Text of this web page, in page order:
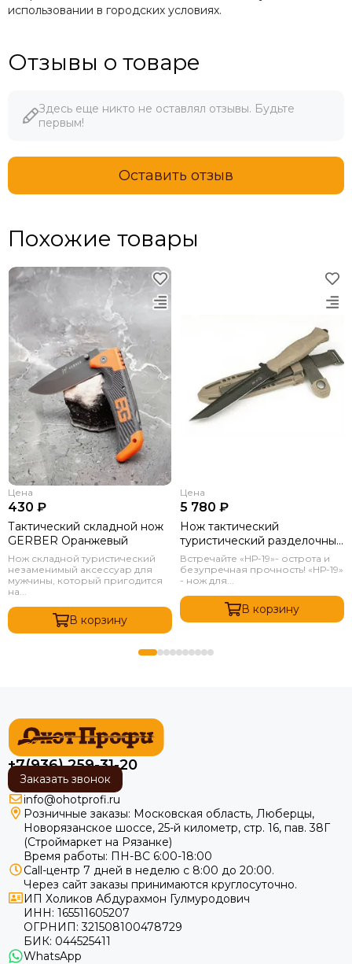
использовании в городских условиях.
Отзывы о товаре
Здесь еще никто не оставлял отзывы. Будьте
первым!
Оставить отзыв
Похожие товары
Цена
430 ₽
Тактический складной нож
GERBER Оранжевый
Нож складной туристический
незаменимый аксессуар для
мужчины, который пригодится
на...
В корзину
Цена
5 780 ₽
Нож тактический
туристический разделочный
НР-19 Кизляр AUS 8
Бежевый
Встречайте «НР-19»- острота и
безупречная прочность! «НР-19»
- нож для...
В корзину
+7(936) 259-31-20
Заказать звонок
info@ohotprofi.ru
Розничные заказы: Московская область, Люберцы,
Новорязанское шоссе, 25-й километр, стр. 16, пав. 38Г
(Строймаркет на Рязанке)
Время работы: ПН-ВС 6:00-18:00
Call-центр 7 дней в неделю с 8:00 до 20:00.
Через сайт заказы принимаются круглосуточно.
ИП Холиков Абдурахмон Гулмуродович
ИНН: 165511605207
ОГРНИП: 321508100478729
БИК: 044525411
WhatsApp